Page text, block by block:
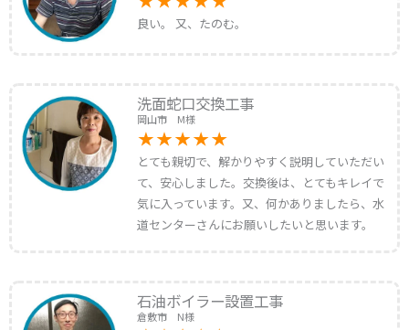
良い。 又、たのむ。
洗面蛇口交換工事
岡山市 M様
とても親切で、解かりやすく説明していただい
て、安心しました。交換後は、とてもキレイで
気に入っています。又、何かありましたら、水
道センターさんにお願いしたいと思います。
石油ボイラー設置工事
倉敷市 N様